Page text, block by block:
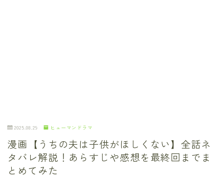
2025.08.29 ヒューマンドラマ
漫画【うちの夫は子供がほしくない】全話ネ
タバレ解説！あらすじや感想を最終回までま
とめてみた